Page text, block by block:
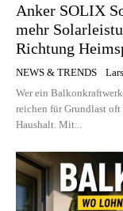
Anker SOLIX
mehr
Richtung
NEWS & TRENDS
Wer ein
reichen für Grundlast oft
Haushalt. Mit...